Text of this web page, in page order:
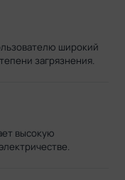
широкий
загрязнения.
высокую